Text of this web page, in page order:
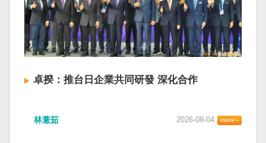
卓揆：推台日企業共同研發 深化合作
林薏茹 2026-08-04